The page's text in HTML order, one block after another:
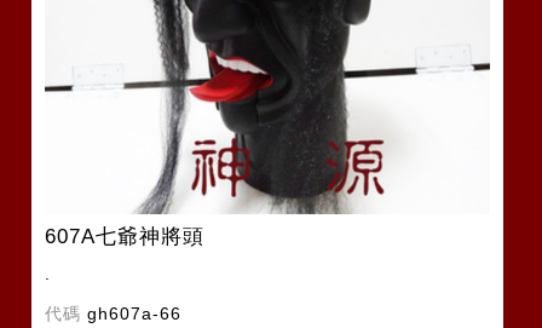
607A七爺神將頭
代碼 gh607a-66